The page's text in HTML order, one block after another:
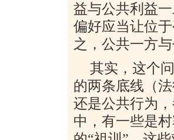
益与公共利益
偏好应当让位
之，公共一方
其实，这个
的两条底线（
还是公共行为
中，有一些是